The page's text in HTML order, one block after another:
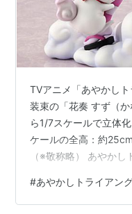
TVアニメ「あやかしト
装束の「花奏 すず（
ら1/7スケールで立体
ケールの全高：約
（※敬称略） あやか
2024年07月発売の予
イアングル『花奏すず
#あやかしトライアン